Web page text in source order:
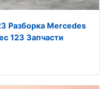
Разборка Mercedes
123 Запчасти